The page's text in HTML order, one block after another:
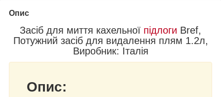
Опис
Засіб для миття кахельної підлоги Bref,
Потужний засіб для видалення плям 1.2л,
Виробник: Італія
Опис: